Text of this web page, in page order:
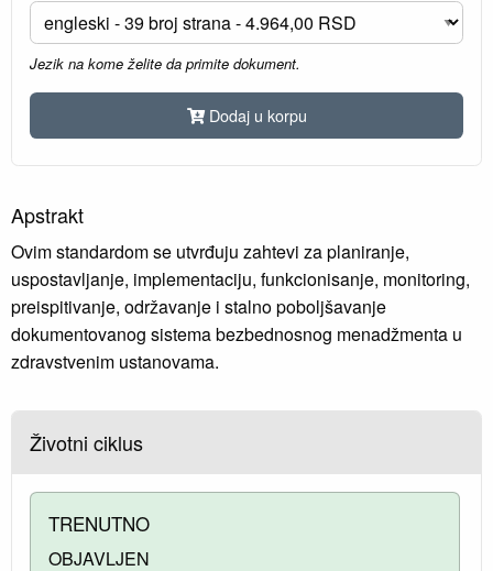
Jezik na kome želite da primite dokument.
Dodaj u korpu
Apstrakt
Ovim standardom se utvrđuju zahtevi za planiranje,
uspostavljanje, implementaciju, funkcionisanje, monitoring,
preispitivanje, održavanje i stalno poboljšavanje
dokumentovanog sistema bezbednosnog menadžmenta u
zdravstvenim ustanovama.
Životni ciklus
TRENUTNO
OBJAVLJEN